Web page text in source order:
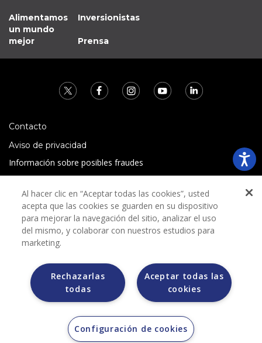
Alimentamos
un mundo
mejor
Inversionistas
Prensa
Contacto
Aviso de privacidad
Información sobre posibles fraudes
Términos y condiciones
Grupo Bimbo no solicita ningún tipo de pago durante el
proceso de selección.
otros sitios de internet. Sólo lo hace a través de la casa
subastas MORTON.
Al hacer clic en “Aceptar todas las cookies”, usted
acepta que las cookies se guarden en su dispositivo
para mejorar la navegación del sitio, analizar el uso
del mismo, y colaborar con nuestros estudios para
marketing.
Aceptar todas las
cookies
Rechazarlas
todas
Configuración de cookies